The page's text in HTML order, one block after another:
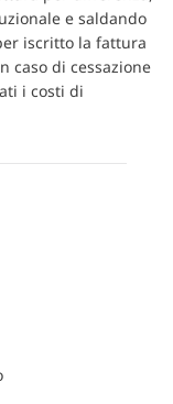
e saldando
iscritto la fattura
caso di cessazione
i costi di